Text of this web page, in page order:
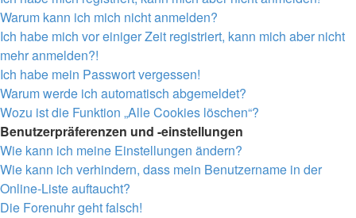
Warum kann ich mich nicht anmelden?
Ich habe mich vor einiger Zeit registriert, kann mich aber nicht
mehr anmelden?!
Ich habe mein Passwort vergessen!
Warum werde ich automatisch abgemeldet?
Wozu ist die Funktion „Alle Cookies löschen“?
Benutzerpräferenzen und -einstellungen
Wie kann ich meine Einstellungen ändern?
Wie kann ich verhindern, dass mein Benutzername in der
Online-Liste auftaucht?
Die Forenuhr geht falsch!